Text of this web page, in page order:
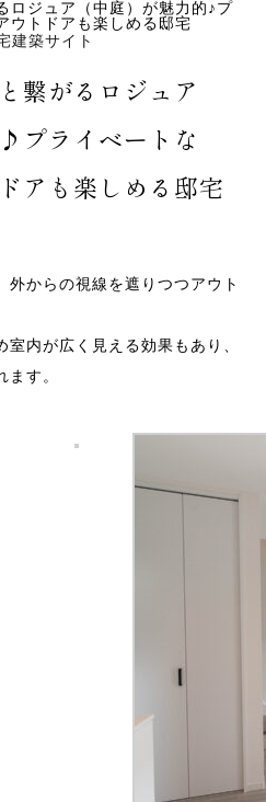
繋がるロジュア
プライベートな
アも楽しめる邸宅
外からの視線を遮りつつアウト
内が広く見える効果もあり、
す。